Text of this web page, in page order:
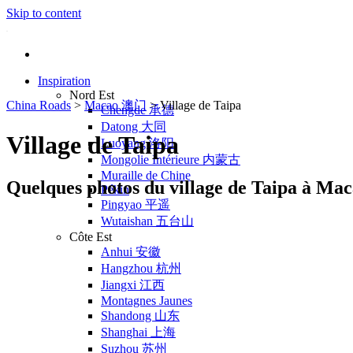
Skip to content
Inspiration
Nord Est
Chengde 承德
Datong 大同
Luoyang 洛阳
Mongolie Intérieure 内蒙古
Muraille de Chine
Pékin
Pingyao 平遥
Wutaishan 五台山
Côte Est
Anhui 安徽
Hangzhou 杭州
Jiangxi 江西
Montagnes Jaunes
Shandong 山东
Shanghai 上海
Suzhou 苏州
China Roads > Macao 澳门 > Village de Taipa
Village de Taipa
Quelques photos du village de Taipa à